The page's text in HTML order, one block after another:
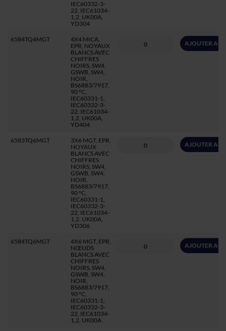
IEC60332-3-
22, IEC61034-
1,2, UK00A,
YD304
6584TQ4MGT
4X4 MICA,
EPR, NOYAUX
BLANCS AVEC
CHIFFRES
NOIRS, SW4,
GSWB, SW4,
NOIR,
BS6883/7917,
90 °C,
IEC60331-1,
IEC60332-3-
22, IEC61034-
1,2, UK00A,
YD404
AJOUTER AU
6583TQ6MGT
3X6 MGT, EPR,
NOYAUX
BLANCS AVEC
CHIFFRES
NOIRS, SW4,
GSWB, SW4,
NOIR,
BS6883/7917,
90 °C,
IEC60331-1,
IEC60332-3-
22, IEC61034-
1,2, UK00A,
YD306
AJOUTER AU
6584TQ6MGT
4X6 MGT, EPR,
NŒUDS
BLANCS AVEC
CHIFFRES
NOIRS, SW4,
GSWB, SW4,
NOIR,
BS6883/7917,
90 °C,
IEC60331-1,
IEC60332-3-
22, IEC61034-
1,2, UK00A
AJOUTER AU